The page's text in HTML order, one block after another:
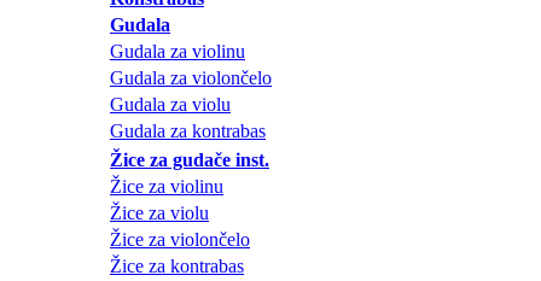
Gudala
Gudala za violinu
Gudala za violončelo
Gudala za violu
Gudala za kontrabas
Žice za gudače inst.
Žice za violinu
Žice za violu
Žice za violončelo
Žice za kontrabas